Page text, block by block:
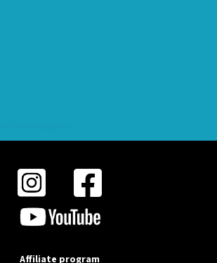
Affiliate program